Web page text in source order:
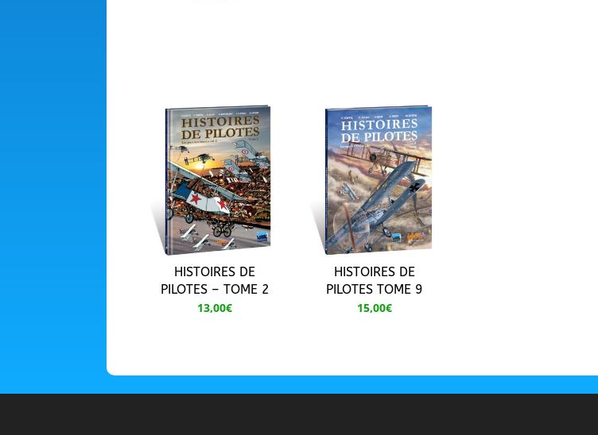
HISTOIRES DE
PILOTES – TOME 2
13,00€
HISTOIRES DE
PILOTES TOME 9
15,00€